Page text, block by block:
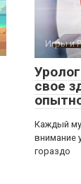
Игры и
свое
Каждый
внимание
гораздо